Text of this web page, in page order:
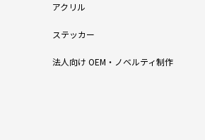
アクリル
ステッカー
法人向け OEM・ノベルティ制作